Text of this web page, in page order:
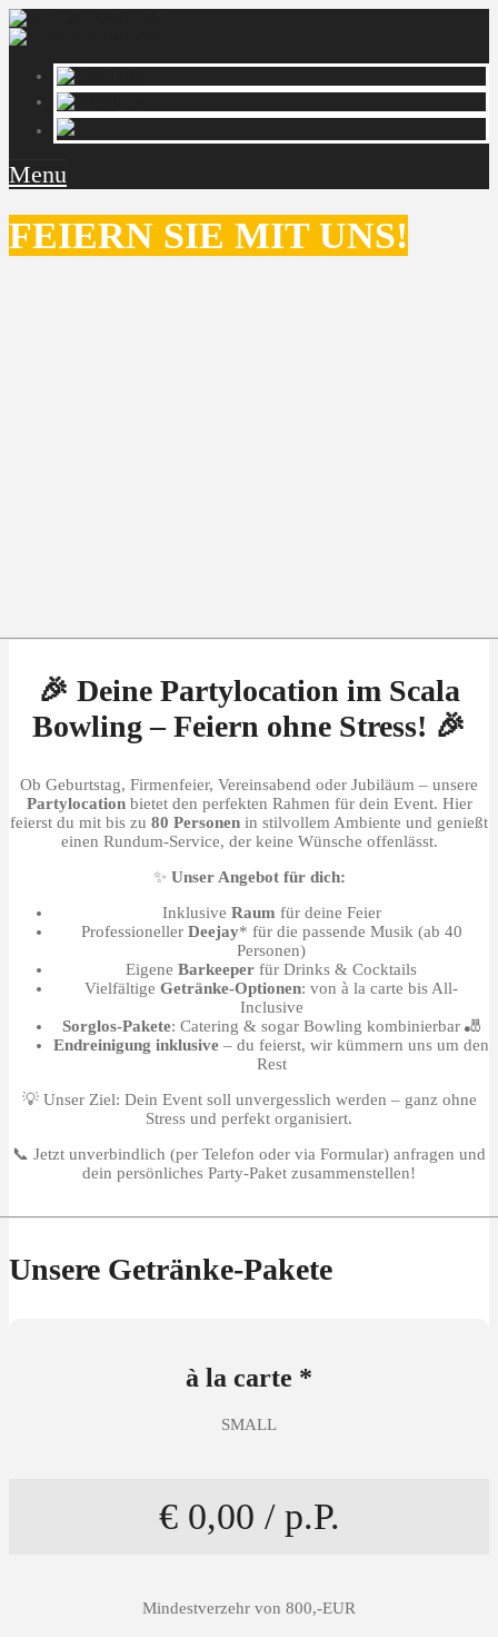
Menu
FEIERN SIE MIT UNS!
🎉 Deine Partylocation im Scala
Bowling – Feiern ohne Stress! 🎉
Ob Geburtstag, Firmenfeier, Vereinsabend oder Jubiläum – unsere
Partylocationbietet den perfekten Rahmen für dein Event. Hier
feierst du mit bis zu 80 Personen in stilvollem Ambiente und genießt
einen Rundum-Service, der keine Wünsche offenlässt.
✨ Unser Angebot für dich:
Inklusive Raum für deine Feier
Professioneller Deejay* für die passende Musik (ab 40
Personen)
Eigene Barkeeper für Drinks & Cocktails
Vielfältige Getränke-Optionen: von à la carte bis All-
Inclusive
Sorglos-Pakete: Catering & sogar Bowling kombinierbar 🎳
Endreinigung inklusive – du feierst, wir kümmern uns um den
Rest
💡 Unser Ziel: Dein Event soll unvergesslich werden – ganz ohne
Stress und perfekt organisiert.
📞 Jetzt unverbindlich (per Telefon oder via Formular) anfragen und
dein persönliches Party-Paket zusammenstellen!
Unsere Getränke-Pakete
à la carte *
SMALL
€ 0,00 / p.P.
Mindestverzehr von 800,-EUR